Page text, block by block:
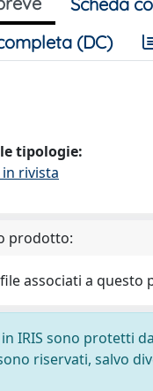
(DC)
tipologie:
rivista
prodotto:
associati a questo
IRIS sono protetti
riservati, salvo